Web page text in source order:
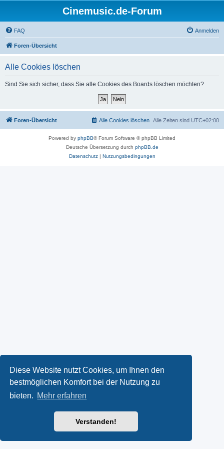
Diese Website nutzt Cookies, um Ihnen den
bestmöglichen Komfort bei der Nutzung zu
bieten. Mehr erfahren
Verstanden!
Cinemusic.de-Forum
FAQ Anmelden
Foren-Übersicht
Alle Cookies löschen
Sind Sie sich sicher, dass Sie alle Cookies des Boards löschen möchten?
Foren-Übersicht Alle Zeiten sind UTC+02:00
Alle Cookies löschen
Powered by phpBB® Forum Software © phpBB Limited
Deutsche Übersetzung durch phpBB.de
Datenschutz| Nutzungsbedingungen